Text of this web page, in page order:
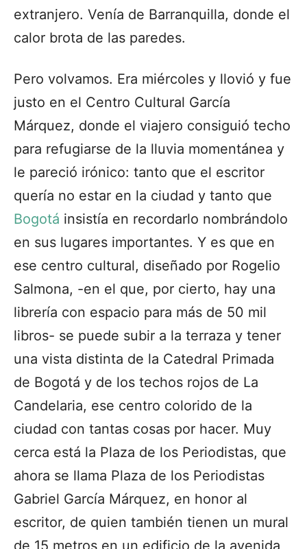
extranjero. Venía de Barranquilla, donde el
calor brota de las paredes.
Pero volvamos. Era miércoles y llovió y fue
justo en el Centro Cultural García
Márquez, donde el viajero consiguió techo
para refugiarse de la lluvia momentánea y
le pareció irónico: tanto que el escritor
quería no estar en la ciudad y tanto que
Bogotá insistía en recordarlo nombrándolo
en sus lugares importantes. Y es que en
ese centro cultural, diseñado por Rogelio
Salmona, -en el que, por cierto, hay una
librería con espacio para más de 50 mil
libros- se puede subir a la terraza y tener
una vista distinta de la Catedral Primada
de Bogotá y de los techos rojos de La
Candelaria, ese centro colorido de la
ciudad con tantas cosas por hacer. Muy
cerca está la Plaza de los Periodistas, que
ahora se llama Plaza de los Periodistas
Gabriel García Márquez, en honor al
escritor, de quien también tienen un mural
de 15 metros en un edificio de la avenida